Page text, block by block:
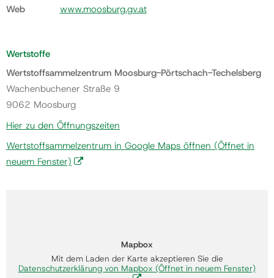
Web
www.moosburg.gv.at
Wertstoffe
Wertstoffsammelzentrum Moosburg-Pörtschach-Techelsberg
Wachenbuchener Straße 9
9062 Moosburg
Hier zu den Öffnungszeiten
Wertstoffsammelzentrum in Google Maps öffnen (Öffnet in
neuem Fenster)
Mapbox
Mit dem Laden der Karte akzeptieren Sie die
Datenschutzerklärung von Mapbox (Öffnet in neuem Fenster)